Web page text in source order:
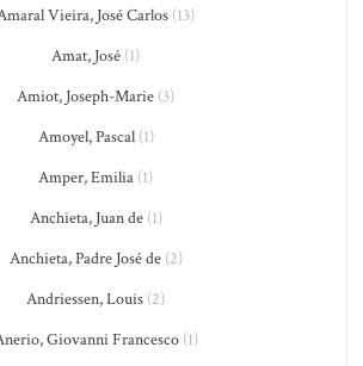
Vieira, José Carlos (13)
Amat, José (1)
Amiot, Joseph-Marie (3)
Amoyel, Pascal(1)
Amper, Emilia (1)
Anchieta, Juan de(1)
Anchieta, Padre José de(2)
Andriessen, Louis (2)
Giovanni Francesco(1)